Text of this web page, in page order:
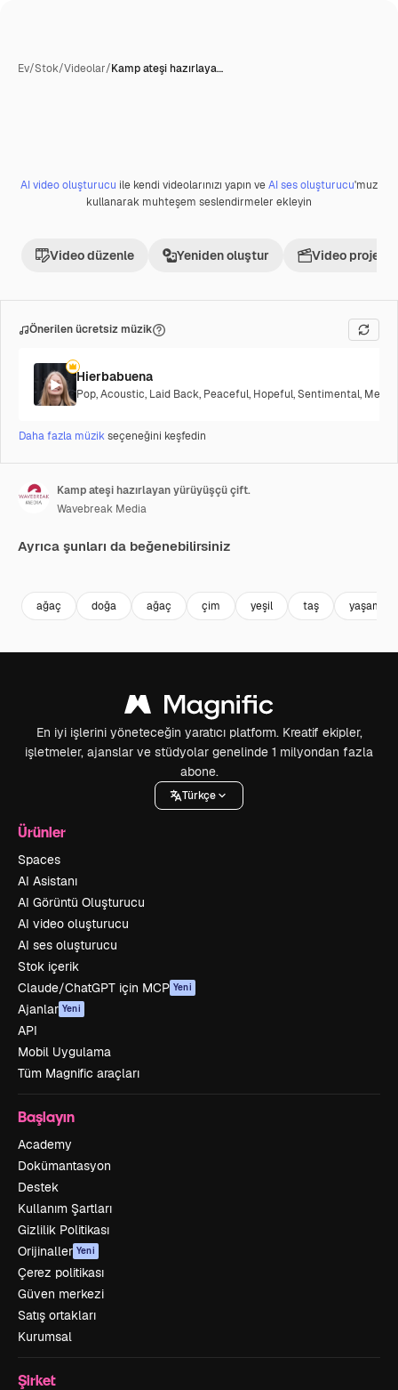
Ev/Stok/Videolar/Kamp ateşi hazırlaya…
Premium
AI video oluşturucu ile kendi videolarınızı yapın veAI ses oluşturucu'muz
kullanarak muhteşem seslendirmeler ekleyin
Video düzenle Yeniden oluştur Video projesi
Önerilen ücretsiz müzik
Hierbabuena
Pop,Acoustic, Laid Back, Peaceful, Hopeful,Sentimental,
Daha fazla müzikseçeneğini keşfedin
Kamp ateşi hazırlayan yürüyüşçü çift.
Wavebreak Media
Ayrıca şunları da beğenebilirsiniz
ağaç doğa ağaç çim yeşil taş yaşam
En iyi işlerini yöneteceğin yaratıcı platform. Kreatif ekipler,
işletmeler, ajanslar ve stüdyolar genelinde 1 milyondan fazla
abone.
Türkçe
Ürünler
Spaces
AI Asistanı
AI Görüntü Oluşturucu
AI video oluşturucu
AI ses oluşturucu
Stok içerik
Claude/ChatGPT için MCP Yeni
Ajanlar Yeni
API
Mobil Uygulama
Tüm Magnific araçları
Başlayın
Academy
Dokümantasyon
Destek
Kullanım Şartları
Gizlilik Politikası
Orijinaller Yeni
Çerez politikası
Güven merkezi
Satış ortakları
Kurumsal
Şirket